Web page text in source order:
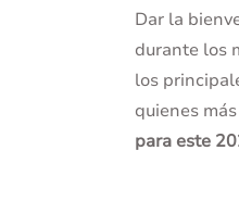
Dar la
durante los
los
quienes
para este